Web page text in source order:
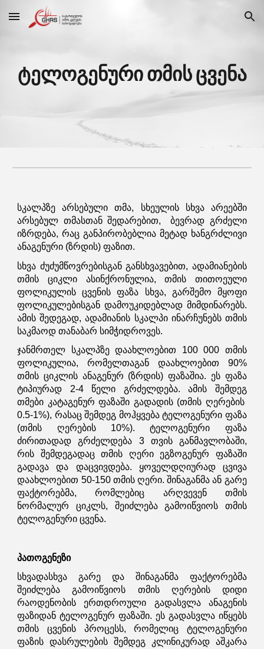
Skip to main content Skip to navigation
ტელოგენური თმის ცვენა
სკალპზე არსებული თმა, სხეულის სხვა არეებში
არსებულ თმასთან შედარებით, ბევრად გრძელი
იზრდება, რაც განპირობებლია მეტად ხანგრძლივი
ანაგენური (ზრდის) ფაზით.
სხვა ძუძუმწოვრებისგან განსხვავებით, ადამიანების
თმის ციკლი ასინქრონულია, თმის თითოეული
ფოლიკულის ცვენის ფაზა სხვა, გარშემო მყოფი
ფოლიკულებისგან დამოუკიდებლად მიმდინარებს.
ამის შედეგად, ადამიანის სკალპი ინარჩუნებს თმის
საკმაოდ თანაბარ სიმჭიდროვეს.
ჯანმრთელ სკალპზე დაახლოებით 100 000 თმის
ფოლიკულია, რომელთაგან დაახლოებით 90%
თმის ციკლის ანაგენურ (ზრდის) ფაზაშია. ეს ფაზა
ტიპიურად 2-4 წელი გრძელდება. ამის შემდეგ
თმები კატაგენურ ფაზაში გადადის (თმის ღერების
0.5-1%), რასაც შემდეგ მოჰყვება ტელოგენური ფაზა
(თმის ღერების 10%). ტელოგენური ფაზა
ძირითადად გრძელდება 3 თვის განმავლობაში,
რის შემდეგადაც თმის ღერი ეგზოგენურ ფაზაში
გადავა და დაცვივდება. ყოველდღიურად ცვივა
დაახლოებით 50-150 თმის ღერი. შინაგანმა ან გარე
ფაქტორებმა, რომლებიც არღვევენ თმის
ნორმალურ ციკლს, შეიძლება გამოიწვიოს თმის
ტელოგენური ცვენა.
პათოგენეზი
სხვადასხვა გარე და შინაგანმა ფაქტორებმა
შეიძლება გამოიწვიოს თმის ღერების დიდი
რაოდენობის ერთდროული გადასვლა ანაგენის
ფაზიდან ტელოგენურ ფაზაში. ეს გადასვლა იწყებს
თმის ცვენის პროცესს, რომელიც ტელოგენური
ფაზის დასრულების შემდეგ კლინიკურად აშკარა